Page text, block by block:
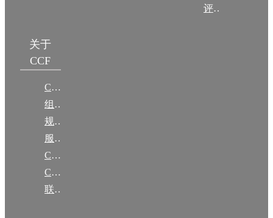
评奖条例
关于
CCF
CCF简介
组织机构
规章
服务项目
CCF大事记
CCF创建60周年
联系我们